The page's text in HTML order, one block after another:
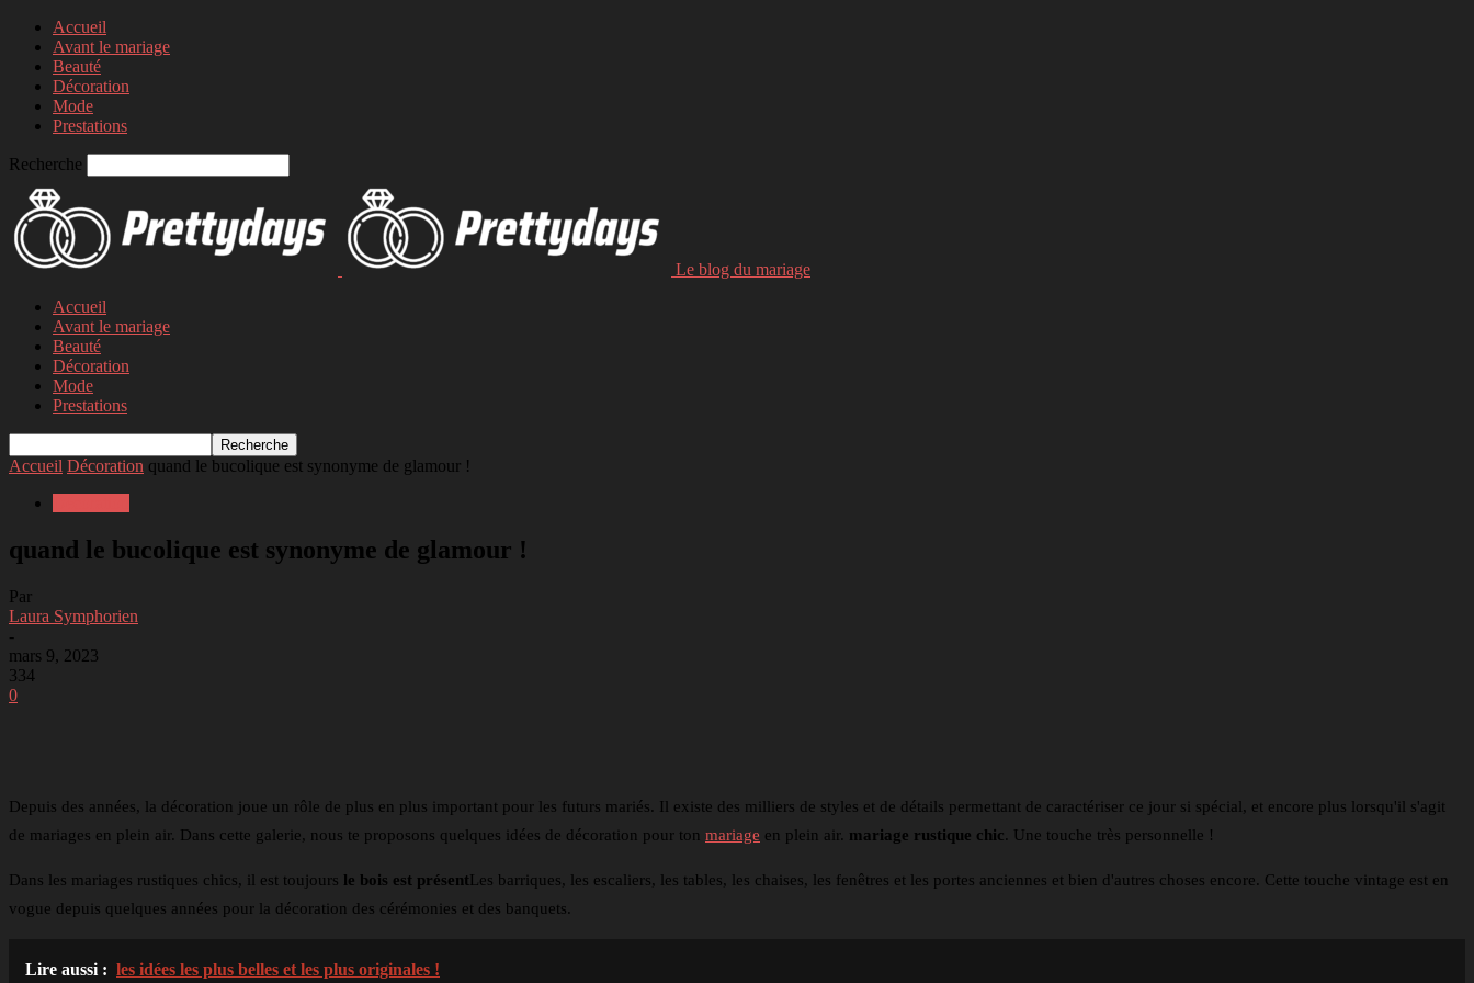
Accueil
Avant le mariage
Beauté
Décoration
Mode
Prestations
Recherche
Le blog du mariage
Accueil
Avant le mariage
Beauté
Décoration
Mode
Prestations
Accueil Décoration quand le bucolique est synonyme de glamour !
quand le bucolique est synonyme de glamour !
Par
Laura Symphorien
-
mars 9, 2023
334
0
Depuis des années, la décoration joue un rôle de plus en plus important pour les futurs mariés. Il existe des milliers de styles et de détails permettant de caractériser ce jour si spécial, et encore plus lorsqu'il s'agit
de mariages en plein air. Dans cette galerie, nous te proposons quelques idées de décoration pour ton mariage en plein air. mariage rustique chic. Une touche très personnelle !
Dans les mariages rustiques chics, il est toujours le bois est présentLes barriques, les escaliers, les tables, les chaises, les fenêtres et les portes anciennes et bien d'autres choses encore. Cette touche vintage est en
vogue depuis quelques années pour la décoration des cérémonies et des banquets.
Lire aussi : les idées les plus belles et les plus originales !